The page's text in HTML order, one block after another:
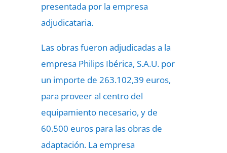
presentada por la empresa
adjudicataria.
Las obras fueron adjudicadas a la
empresa Philips Ibérica, S.A.U. por
un importe de 263.102,39 euros,
para proveer al centro del
equipamiento necesario, y de
60.500 euros para las obras de
adaptación. La empresa